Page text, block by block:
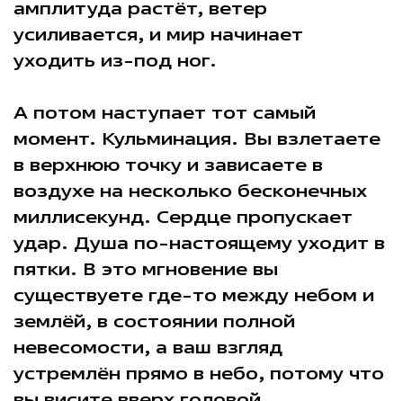
амплитуда растёт, ветер
усиливается, и мир начинает
уходить из-под ног.
А потом наступает тот самый
момент. Кульминация. Вы взлетаете
в верхнюю точку и зависаете в
воздухе на несколько бесконечных
миллисекунд. Сердце пропускает
удар. Душа по-настоящему уходит в
пятки. В это мгновение вы
существуете где-то между небом и
землёй, в состоянии полной
невесомости, а ваш взгляд
устремлён прямо в небо, потому что